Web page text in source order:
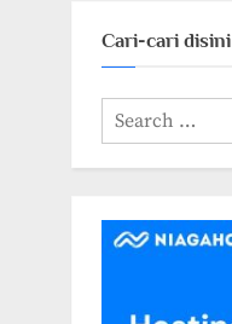
Cari-cari disini
Search
for: